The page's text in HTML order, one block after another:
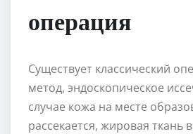
операция
Существует классический
метод, эндоскопическое
случае кожа на месте
рассекается, жировая ткань